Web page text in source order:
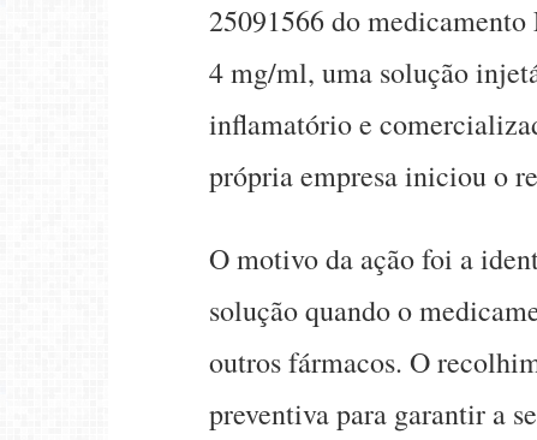
25091566 do
4 mg/ml, uma solução
inflamatório e
própria empresa iniciou o
O motivo da ação foi a
solução quando o
outros fármacos. O
preventiva para garantir a